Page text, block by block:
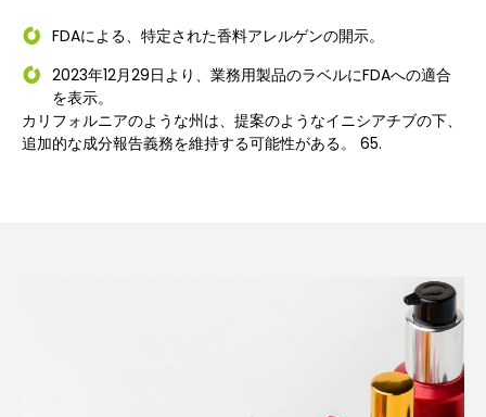
FDAによる、特定された香料アレルゲンの開示。
2023年12月29日より、業務用製品のラベルにFDAへの適合
を表示。
カリフォルニアのような州は、提案のようなイニシアチブの下、
追加的な成分報告義務を維持する可能性がある。 65.